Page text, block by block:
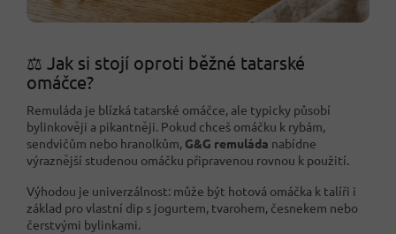
⚖️ Jak si stojí oproti běžné tatarské
omáčce?
Remuláda je blízká tatarské omáčce, ale typicky působí
bylinkověji a pikantněji. Pokud chceš omáčku k rybám,
sendvičům nebo hranolkům, G&G remuláda nabídne
výraznější studenou omáčku připravenou rovnou k použití.
Výhodou je univerzálnost: může být hotová omáčka k talíři i
základ pro vlastní dip s jogurtem, tvarohem, česnekem nebo
čerstvými bylinkami.